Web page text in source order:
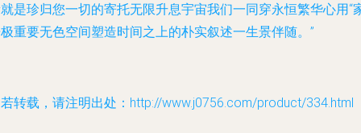
是珍归您一切的寄托无限升息宇宙我们一同穿永恒繁华心用“
重要无色空间塑造时间之上的朴实叙述一生景伴随。”
转载，请注明出处：http://www.j0756.com/product/334.html